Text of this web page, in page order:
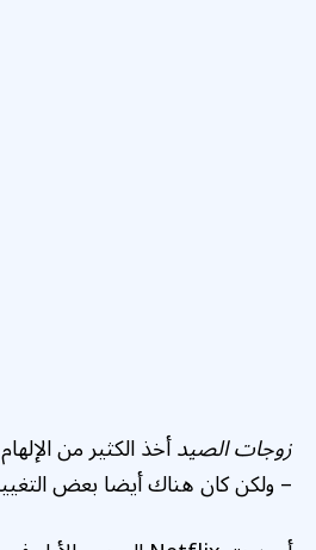
زوجات الصيدأخذ الكثير من
– ولكن كان هناك أيضا بعض